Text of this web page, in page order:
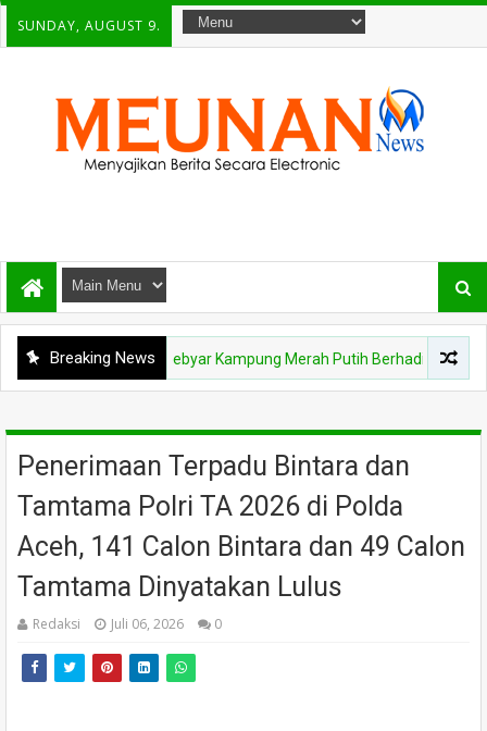
SUNDAY, AUGUST 9.
Breaking News
NEWS Gebyar Kampung Merah Putih Berhadiah Rp150 Juta,
Penerimaan Terpadu Bintara dan
Tamtama Polri TA 2026 di Polda
Aceh, 141 Calon Bintara dan 49 Calon
Tamtama Dinyatakan Lulus
Redaksi Juli 06, 2026 0